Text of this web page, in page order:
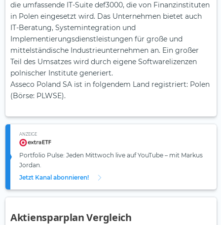
die umfassende IT-Suite def3000, die von Finanzinstituten
in Polen eingesetzt wird. Das Unternehmen bietet auch
IT-Beratung, Systemintegration und
Implementierungsdienstleistungen für große und
mittelständische Industrieunternehmen an. Ein großer
Teil des Umsatzes wird durch eigene Softwarelizenzen
polnischer Institute generiert.
Asseco Poland SA ist in folgendem Land registriert: Polen
(Börse: PLWSE).
ANZEIGE
Portfolio Pulse: Jeden Mittwoch live auf YouTube – mit Markus
Jordan.
Jetzt Kanal abonnieren!
Aktiensparplan Vergleich